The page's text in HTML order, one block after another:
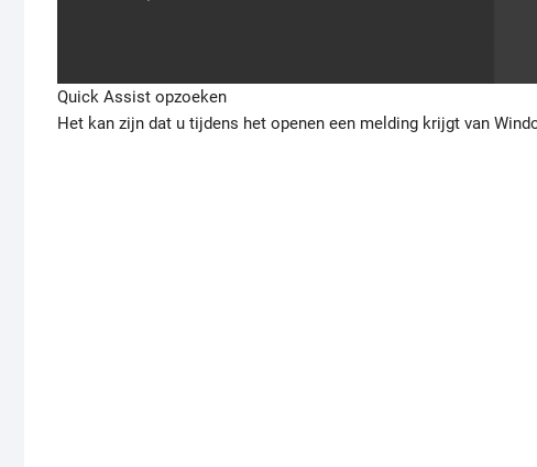
Quick Assist opzoeken
Het kan zijn dat u tijdens het openen een melding krijgt van